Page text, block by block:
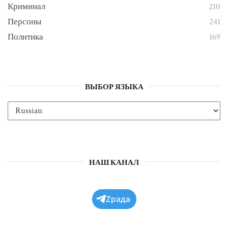
Криминал
210
Персоны
241
Политика
169
ВЫБОР ЯЗЫКА
НАШ КАНАЛ
Zрада